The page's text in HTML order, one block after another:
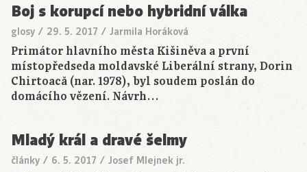
Boj s korupcí nebo hybridní válka
glosy / 29. 5. 2017 / Jarmila Horáková
Primátor hlavního města Kišiněva a první
místopředseda moldavské Liberální strany, Dorin
Chirtoacă (nar. 1978), byl soudem poslán do
domácího vězení. Návrh…
Mladý král a dravé šelmy
články / 6. 5. 2017 / Josef Mlejnek jr.